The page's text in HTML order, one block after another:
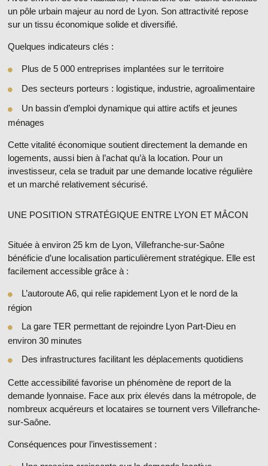
un pôle urbain majeur au nord de Lyon. Son attractivité repose
sur un tissu économique solide et diversifié.
Quelques indicateurs clés :
Plus de 5 000 entreprises implantées sur le territoire
Des secteurs porteurs : logistique, industrie, agroalimentaire
Un bassin d’emploi dynamique qui attire actifs et jeunes
ménages
Cette vitalité économique soutient directement la demande en
logements, aussi bien à l’achat qu’à la location. Pour un
investisseur, cela se traduit par une demande locative régulière
et un marché relativement sécurisé.
UNE POSITION STRATÉGIQUE ENTRE LYON ET MÂCON
Située à environ 25 km de Lyon, Villefranche-sur-Saône
bénéficie d’une localisation particulièrement stratégique. Elle est
facilement accessible grâce à :
L’autoroute A6, qui relie rapidement Lyonet le nord de la
région
La gare TER permettant de rejoindre Lyon Part-Dieu en
environ 30 minutes
Des infrastructures facilitant les déplacements quotidiens
Cette accessibilité favorise un phénomène de report de la
demande lyonnaise. Face aux prix élevés dans la métropole, de
nombreux acquéreurs et locataires se tournent vers Villefranche-
sur-Saône.
Conséquences pour l’investissement :